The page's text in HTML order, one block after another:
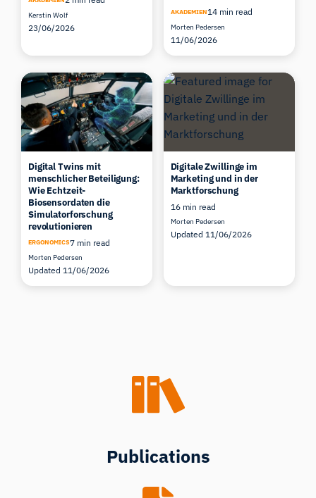
Kerstin Wolf
23/06/2026
AKADEMIEN14 min read
Morten Pedersen
11/06/2026
Digital Twins mit
menschlicher Beteiligung:
Wie Echtzeit-
Biosensordaten die
Simulatorforschung
revolutionieren
ERGONOMICS7 min read
Morten Pedersen
Updated 11/06/2026
Digitale Zwillinge im
Marketing und in der
Marktforschung
16 min read
Morten Pedersen
Updated 11/06/2026
Publications